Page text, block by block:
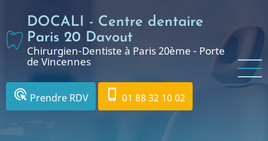
contenu
principal
DOCALI - Centre dentaire
Paris 20 Davout
Chirurgien-Dentiste à Paris 20ème - Porte
de Vincennes
ads_click Prendre RDV phone_iphone 01 88 32 10 02